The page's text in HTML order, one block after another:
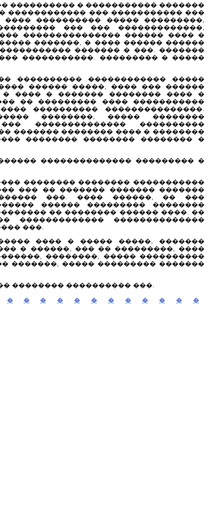
���������� � ����������� �������
������������ ��� ����������� ���
���������� ����� ���������,
��� ��� �������������,
��������������� ������ ���� �
�������, � ���� ������ ������
������� � ���. �������
�����������. ��������� � �����
���������� ������������ �����
������ �����, ���� ��� ������
� ���� � ������� �������� ���� �
�� ��������� ���� �����������
���������� ���������������.
��������, ����� ��������
�������������� ����������
������� �������� ���� � ��������
�������� �������� �������� �
�������������� ��������� �
�������� �������� �����������
��� �� ������� ������� �������
���. ���� ������, �� ���
������ ��������� ��������
�� �������� ������ ����. ��
������������� ��������������
���.
���� � ����� �����, �������
� ������, ��� �� ���������, ����
��������, ����� ����������
�������, ����� ��������� �������
�������� ���������� ���.
� � � � � � � � � � � �